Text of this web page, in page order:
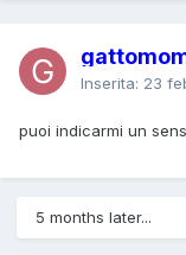
Inserita: 23
puoi indicarmi un
5 months later...